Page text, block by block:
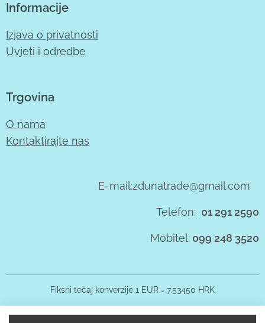
Informacije
Izjava o privatnosti
Uvjeti i odredbe
Trgovina
O nama
Kontaktirajte nas
E-mail:zdunatrade@gmail.com
Telefon: 01 291 2590
Mobitel: 099 248 3520
Fiksni tečaj konverzije 1 EUR = 7.53450 HRK